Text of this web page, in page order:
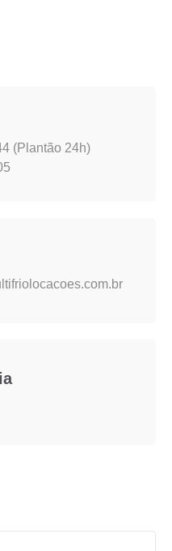
(Plantão 24h)